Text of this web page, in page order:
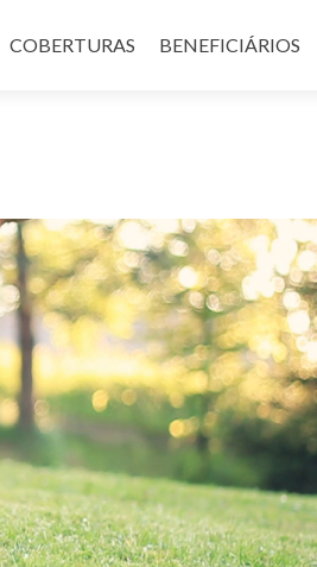
COBERTURAS BENEFICIÁRIOS